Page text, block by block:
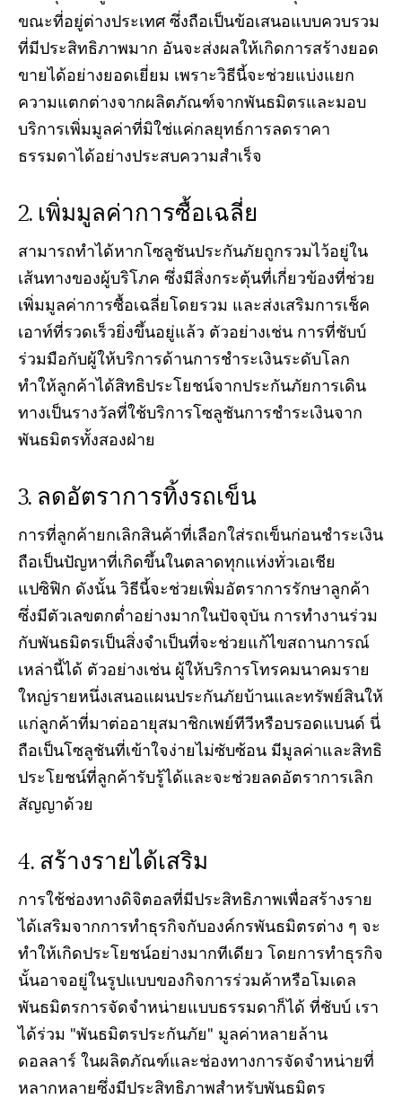
ขณะที่อยู่ต่างประเทศ ซึ่งถือเป็นข้อเสนอแบบควบรวม
ที่มีประสิทธิภาพมาก อันจะส่งผลให้เกิดการสร้างยอด
ขายได้อย่างยอดเยี่ยม เพราะวิธีนี้จะช่วยแบ่งแยก
ความแตกต่างจากผลิตภัณฑ์จากพันธมิตรและมอบ
บริการเพิ่มมูลค่าที่มิใช่แค่กลยุทธ์การลดราคา
ธรรมดาได้อย่างประสบความสำเร็จ
เพิ่มมูลค่าการซื้อเฉลี่ย
สามารถทำได้หากโซลูชันประกันภัยถูกรวมไว้อยู่ใน
เส้นทางของผู้บริโภค ซึ่งมีสิ่งกระตุ้นที่เกี่ยวข้องที่ช่วย
เพิ่มมูลค่าการซื้อเฉลี่ยโดยรวม และส่งเสริมการเช็ค
เอาท์ที่รวดเร็วยิ่งขึ้นอยู่แล้ว ตัวอย่างเช่น การที่ชับบ์
ร่วมมือกับผู้ให้บริการด้านการชำระเงินระดับโลก
ทำให้ลูกค้าได้สิทธิประโยชน์จากประกันภัยการเดิน
ทางเป็นรางวัลที่ใช้บริการโซลูชันการชำระเงินจาก
พันธมิตรทั้งสองฝ่าย
ลดอัตราการทิ้งรถเข็น
การที่ลูกค้ายกเลิกสินค้าที่เลือกใส่รถเข็นก่อนชำระเงิน
ถือเป็นปัญหาที่เกิดขึ้นในตลาดทุกแห่งทั่วเอเชีย
แปซิฟิก ดังนั้น วิธีนี้จะช่วยเพิ่มอัตราการรักษาลูกค้า
ซึ่งมีตัวเลขตกต่ำอย่างมากในปัจจุบัน การทำงานร่วม
กับพันธมิตรเป็นสิ่งจำเป็นที่จะช่วยแก้ไขสถานการณ์
เหล่านี้ได้ ตัวอย่างเช่น ผู้ให้บริการโทรคมนาคมราย
ใหญ่รายหนึ่งเสนอแผนประกันภัยบ้านและทรัพย์สินให้
แก่ลูกค้าที่มาต่ออายุสมาชิกเพย์ทีวีหรือบรอดแบนด์ นี่
ถือเป็นโซลูชันที่เข้าใจง่ายไม่ซับซ้อน มีมูลค่าและสิทธิ
ประโยชน์ที่ลูกค้ารับรู้ได้และจะช่วยลดอัตราการเลิก
สัญญาด้วย
สร้างรายได้เสริม
การใช้ช่องทางดิจิตอลที่มีประสิทธิภาพเพื่อสร้างราย
ได้เสริมจากการทำธุรกิจกับองค์กรพันธมิตรต่าง ๆ จะ
ทำให้เกิดประโยชน์อย่างมากทีเดียว โดยการทำธุรกิจ
นั้นอาจอยู่ในรูปแบบของกิจการร่วมค้าหรือโมเดล
พันธมิตรการจัดจำหน่ายแบบธรรมดาก็ได้ ที่ชับบ์ เรา
ได้ร่วม "พันธมิตรประกันภัย" มูลค่าหลายล้าน
ดอลลาร์ ในผลิตภัณฑ์และช่องทางการจัดจำหน่ายที่
หลากหลายซึ่งมีประสิทธิภาพสำหรับพันธมิตร